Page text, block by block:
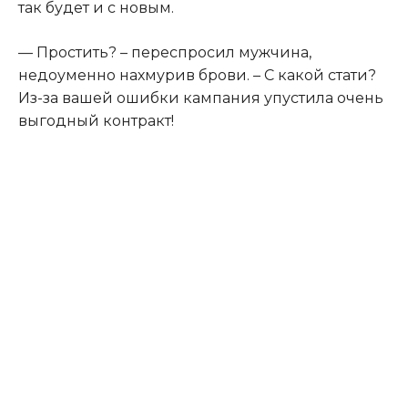
так будет и с новым.
— Простить? – переспросил мужчина,
недоуменно нахмурив брови. – С какой стати?
Из-за вашей ошибки кампания упустила очень
выгодный контракт!